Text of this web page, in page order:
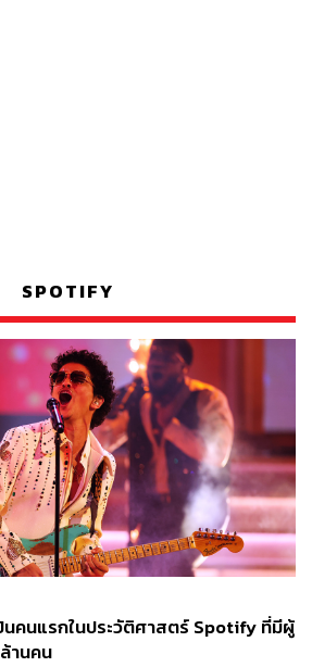
SPOTIFY
คนแรกในประวัติศาสตร์ Spotify ที่มีผู้
านคน